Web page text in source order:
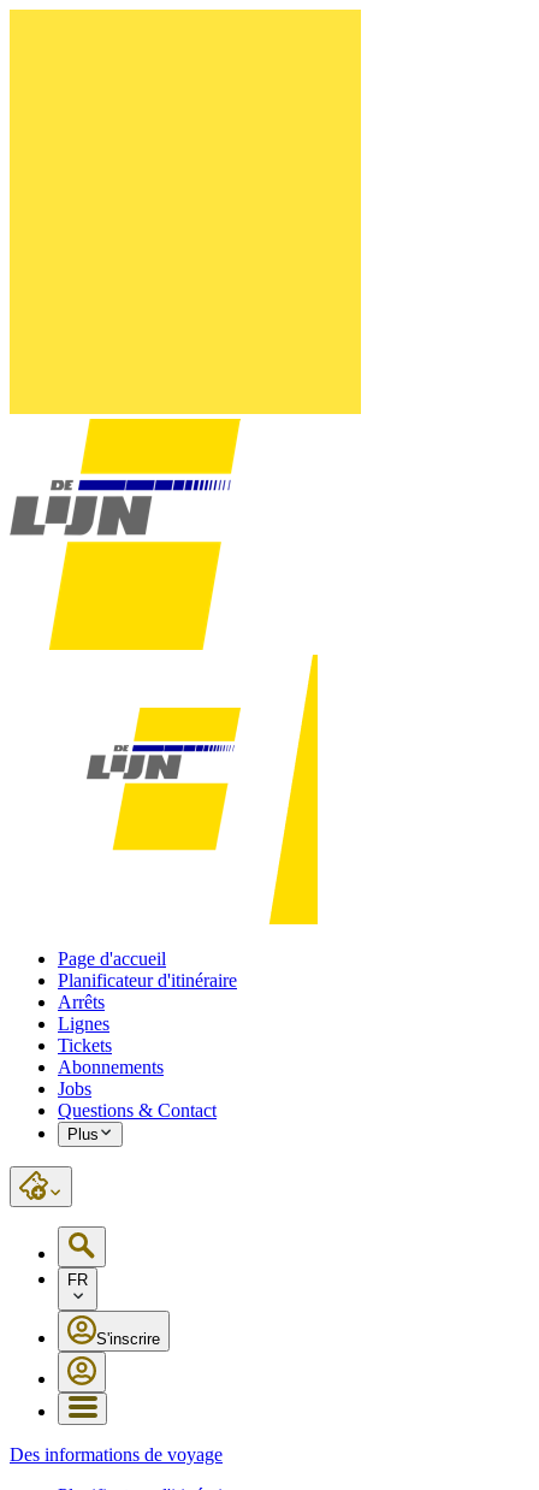
Page d'accueil
Planificateur d'itinéraire
Arrêts
Lignes
Tickets
Abonnements
Jobs
Questions & Contact
Plus
FR
S'inscrire
Des informations de voyage